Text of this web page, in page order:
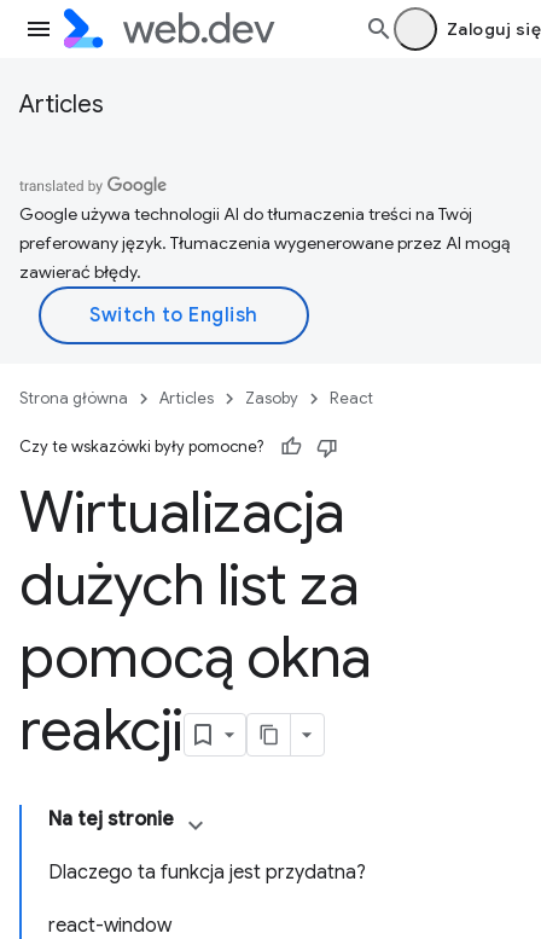
Zaloguj się
Articles
Google używa technologii AI do tłumaczenia treści na Twój
preferowany język. Tłumaczenia wygenerowane przez AI mogą
zawierać błędy.
Strona główna Articles Zasoby React
Czy te wskazówki były pomocne?
Wirtualizacja
dużych list za
pomocą okna
reakcji
Na tej stronie
Dlaczego ta funkcja jest przydatna?
react-window